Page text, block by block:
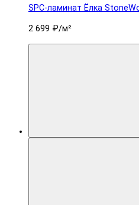
SPC-ламинат Ëлка
2 699 ₽/м²